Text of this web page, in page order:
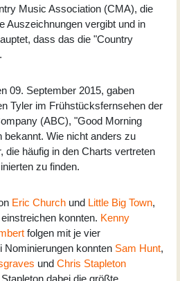
Music Association (CMA), die
Auszeichnungen vergibt und in
dass das die "Country
09. September 2015, gaben
Tyler im Frühstücksfernsehen der
(ABC), "Good Morning
bekannt. Wie nicht anders zu
die häufig in den Charts vertreten
zu finden.
Eric Church und Little Big Town,
konnten. Kenny
folgen mit je vier
Nominierungen konnten Sam Hunt,
und Chris Stapleton
dabei die größte